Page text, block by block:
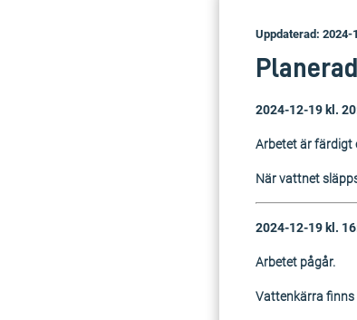
Uppdaterad: 2024-
2024-12-19 kl.
Arbetet är färdigt
När vattnet
2024-12-19 kl.
Arbetet pågår.
Vattenkärra finns